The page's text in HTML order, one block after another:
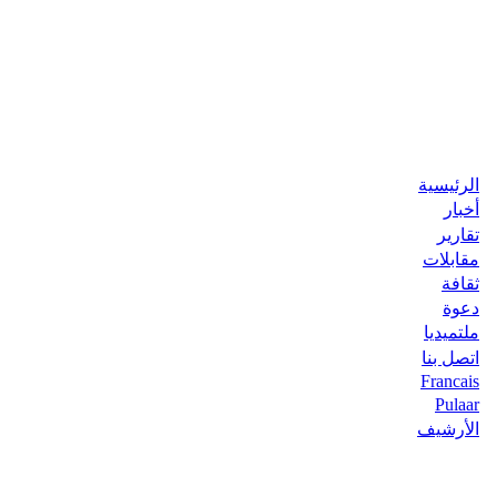
الرئيسية
أخبار
تقارير
مقابلات
ثقافة
دعوة
ملتميديا
اتصل بنا
Francais
Pulaar
الأرشيف